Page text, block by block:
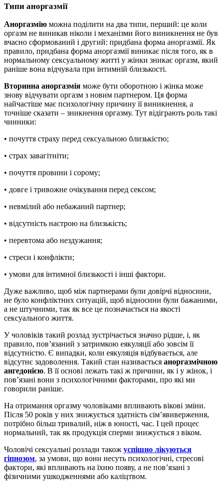
Типи аноргазмії
Аноргазмію можна поділити на два типи, перший: це коли
оргазм не виникав ніколи і механізми його виникнення не був
вчасно сформований і другий: придбана форма аноргазмії. Як
правило, придбана форма аноргазмії виникає після того, як в
нормальному сексуальному житті у жінки зникає оргазм, який
раніше вона відчувала при інтимній близькості.
Вторинна аноргазмія може бути оборотною і жінка може
знову відчувати оргазм з новим партнером. Ця форма
найчастіше має психологічну причину її виникнення, а
точніше сказати – зникнення оргазму. Тут відіграють роль такі
чинники:
• почуття страху перед сексуальною близькістю;
• страх завагітніти;
• почуття провини і сорому;
• довге і тривожне очікування перед сексом;
• невмілий або небажаний партнер;
• відсутність настрою на близькість;
• перевтома або нездужання;
• стреси і конфлікти;
• умови для інтимної близькості і інші фактори.
Дуже важливо, щоб між партнерами були довірчі відносини,
не було конфліктних ситуацій, щоб відносини були бажаними,
а не штучними, так як все це позначається на якості
сексуального життя.
У чоловіків такий розлад зустрічається значно рідше, і, як
правило, пов’язаний з затримкою еякуляції або зовсім її
відсутністю. Є випадки, коли еякуляція відбувається, але
відсутнє задоволення. Такий стан називається аноргазмічною
ангедонією. В її основі лежать такі ж причини, як і у жінок, і
пов’язані вони з психологічними факторами, про які ми
говорили раніше.
На отримання оргазму чоловіками впливають вікові зміни.
Після 50 років у них знижується здатність сім’явиверження,
потрібно більш тривалий, ніж в юності, час. І цей процес
нормальний, так як продукція сперми знижується з віком.
Чоловічі сексуальні розлади також успішно лікуються
гіпнозом, за умови, що вони несуть психологічні, стресові
фактори, які впливають на їхню появу, а не пов’язані з
фізичними ушкодженнями або каліцтвом.